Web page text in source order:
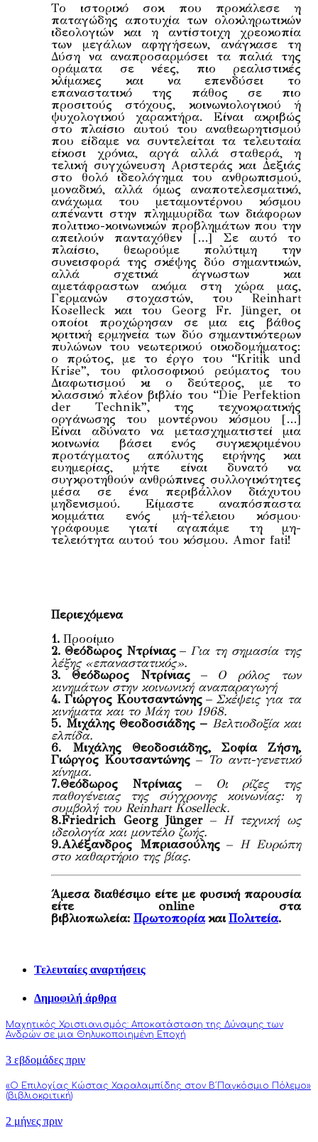
Το ιστορικό σοκ που προκάλεσε η
παταγώδης αποτυχία των ολοκληρωτικών
ιδεολογιών και η αντίστοιχη χρεοκοπία
των μεγάλων αφηγήσεων, ανάγκασε τη
Δύση να αναπροσαρμόσει τα παλιά της
οράματα σε νέες, πιο ρεαλιστικές
κλίμακες και να επενδύσει το
επαναστατικό της πάθος σε πιο
προσιτούς στόχους, κοινωνιολογικού ή
ψυχολογικού χαρακτήρα. Είναι ακριβώς
στο πλαίσιο αυτού του αναθεωρητισμού
που είδαμε να συντελείται τα τελευταία
είκοσι χρόνια, αργά αλλά σταθερά, η
τελική συγχώνευση Αριστεράς και Δεξιάς
στο θολό ιδεολόγημα του ανθρωπισμού,
μοναδικό, αλλά όμως αναποτελεσματικό,
ανάχωμα του μεταμοντέρνου κόσμου
απέναντι στην πλημμυρίδα των διάφορων
πολιτικο-κοινωνικών προβλημάτων που την
απειλούν πανταχόθεν […] Σε αυτό το
πλαίσιο, θεωρούμε πολύτιμη την
συνεισφορά της σκέψης δύο σημαντικών,
αλλά σχετικά άγνωστων και
αμετάφραστων ακόμα στη χώρα μας,
Γερμανών στοχαστών, του Reinhart
Koselleck και του Georg Fr. Jünger, οι
οποίοι προχώρησαν σε μια εις βάθος
κριτική ερμηνεία των δύο σημαντικότερων
πυλώνων του νεωτερικού οικοδομήματος:
ο πρώτος, με το έργο του “Kritik und
Krise”, του φιλοσοφικού ρεύματος του
Διαφωτισμού κι ο δεύτερος, με το
κλασσικό πλέον βιβλίο του “Die Perfektion
der Technik”, της τεχνοκρατικής
οργάνωσης του μοντέρνου κόσμου […]
Είναι αδύνατο να μετασχηματιστεί μια
κοινωνία βάσει ενός συγκεκριμένου
προτάγματος απόλυτης ειρήνης και
ευημερίας, μήτε είναι δυνατό να
συγκροτηθούν ανθρώπινες συλλογικότητες
μέσα σε ένα περιβάλλον διάχυτου
μηδενισμού. Είμαστε αναπόσπαστα
κομμάτια ενός μή-τέλειου κόσμου·
γράφουμε γιατί αγαπάμε τη μη-
τελειότητα αυτού του κόσμου. Amor fati!
Περιεχόμενα
1. Προοίμιο
2. Θεόδωρος Ντρίνιας – Για τη σημασία της
λέξης «επαναστατικός».
3.
Θεόδωρος Ντρίνιας– Ο ρόλος των
κινημάτων στην κοινωνική αναπαραγωγή
4. Γιώργος Κουτσαντώνης – Σκέψεις για τα
κινήματα και το Μάη του 1968.
5. Μιχάλης Θεοδοσιάδης – Βελτιοδοξία και
ελπίδα.
6. Μιχάλης Θεοδοσιάδης, Σοφία Ζήση,
Γιώργος Κουτσαντώνης – Το αντι-γενετικό
κίνημα.
7.Θεόδωρος Ντρίνιας– Οι ρίζες της
παθογένειας της σύγχρονης κοινωνίας: η
συμβολή του Reinhart Koselleck.
8.Friedrich Georg Jünger – Η τεχνική ως
ιδεολογία και μοντέλο ζωής.
9.Αλέξανδρος Μπριασούλης – Η Ευρώπη
στο καθαρτήριο της βίας.
Άμεσα διαθέσιμο είτε με φυσική παρουσία
είτε online στα
βιβλιοπωλεία: ΠρωτοπορίακαιΠολιτεία.
Τελευταίες αναρτήσεις
Δημοφιλή άρθρα
Μαχητικός Χριστιανισμός: Αποκατάσταση της Δύναμης των
Ανδρών σε μια Θηλυκοποιημένη Εποχή
3 εβδομάδες πριν
«Ο Επιλοχίας Κώστας Χαραλαμπίδης στον Β΄Παγκόσμιο Πόλεμο»
(βιβλιοκριτική)
2 μήνες πριν